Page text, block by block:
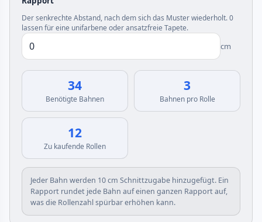
Der senkrechte Abstand, nach dem sich das Muster wiederholt. 0
lassen für eine unifarbene oder ansatzfreie Tapete.
cm
34
Benötigte Bahnen
3
Bahnen pro Rolle
12
Zu kaufende Rollen
Jeder Bahn werden 10 cm Schnittzugabe hinzugefügt. Ein
Rapport rundet jede Bahn auf einen ganzen Rapport auf,
was die Rollenzahl spürbar erhöhen kann.